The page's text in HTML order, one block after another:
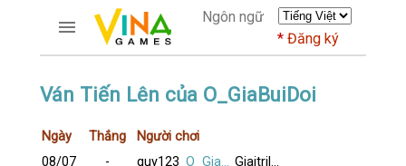
Ngôn ngữ
Đăng ký
TRƯƠNG MỤC
Đăng ký
Ván Tiến Lên của O_GiaBuiDoi
Ngày Thắng
Người chơi
08/07
- quy123 O_GiaBuiDoi Giaitrilavui